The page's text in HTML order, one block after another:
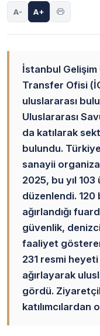
A- A+
İstanbul
Transfer Ofisi
uluslararası
Uluslararası
da katılarak
bulundu.
sanayii
2025, bu yıl 103
düzenlendi. 120
ağırlandığı
güvenlik,
faaliyet
231 resmi
ağırlayarak
gördü.
katılımcılardan